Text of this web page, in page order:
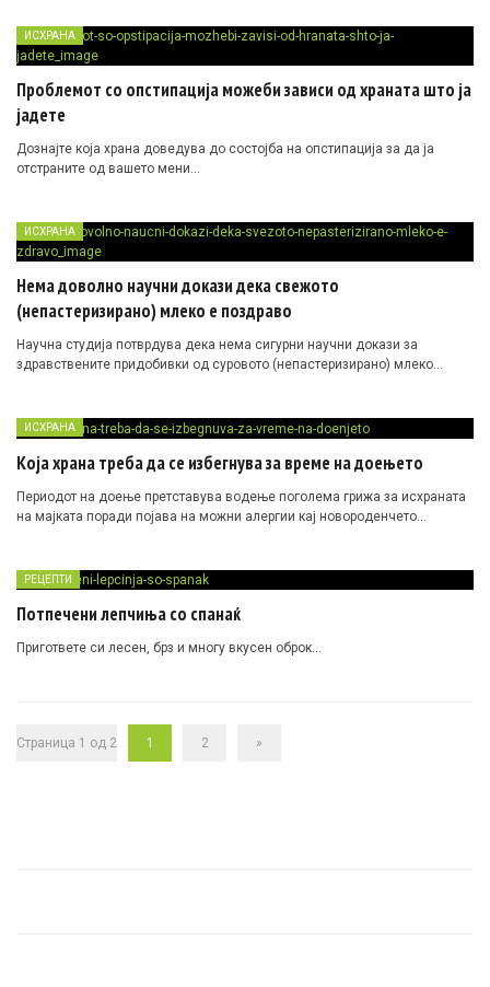
ИСХРАНА
Проблемот со опстипација можеби зависи од храната што ја
јадете
Дознајте која храна доведува до состојба на опстипација за да ја
отстраните од вашето мени…
ИСХРАНА
Нема доволно научни докази дека свежото
(непастеризирано) млеко е поздраво
Научна студија потврдува дека нема сигурни научни докази за
здравствените придобивки од суровото (непастеризирано) млеко…
ИСХРАНА
Која храна треба да се избегнува за време на доењето
Периодот на доење претставува водење поголема грижа за исхраната
на мајката поради појава на можни алергии кај новороденчето…
РЕЦЕПТИ
Потпечени лепчиња со спанаќ
Пригответе си лесен, брз и многу вкусен оброк…
Страница 1 од 2 1 2 »